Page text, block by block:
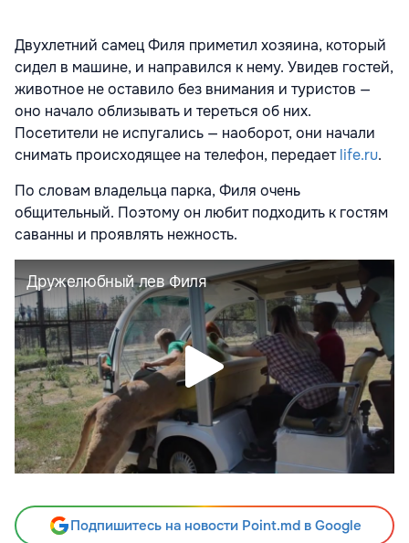
Двухлетний самец Филя приметил хозяина, который
сидел в машине, и направился к нему. Увидев гостей,
животное не оставило без внимания и туристов —
оно начало облизывать и тереться об них.
Посетители не испугались — наоборот, они начали
снимать происходящее на телефон, передаетlife.ru.
По словам владельца парка, Филя очень
общительный. Поэтому он любит подходить к гостям
саванны и проявлять нежность.
Подпишитесь на новости Point.md в Google